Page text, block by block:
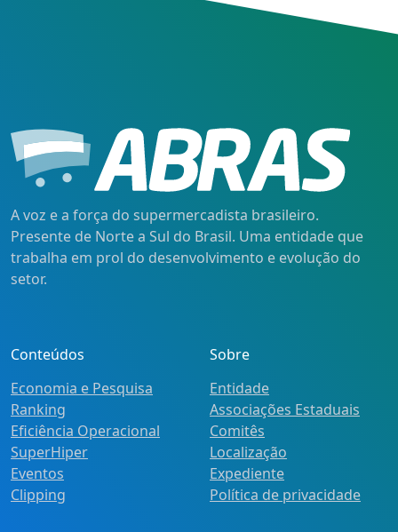
A voz e a força do supermercadista brasileiro.
Presente de Norte a Sul do Brasil. Uma entidade que
trabalha em prol do desenvolvimento e evolução do
setor.
Conteúdos
Economia e Pesquisa
Ranking
Eficiência Operacional
SuperHiper
Eventos
Clipping
Sobre
Entidade
Associações Estaduais
Comitês
Localização
Expediente
Política de privacidade